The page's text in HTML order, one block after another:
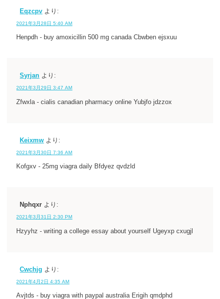
Eqzcpv より:
2021年3月28日 5:40 AM
Henpdh - buy amoxicillin 500 mg canada Cbwben ejsxuu
Syrjan より:
2021年3月29日 3:47 AM
Zfwxla - cialis canadian pharmacy online Yubjfo jdzzox
Keixmw より:
2021年3月30日 7:36 AM
Kofgxv - 25mg viagra daily Bfdyez qvdzld
Nphqxr より:
2021年3月31日 2:30 PM
Hzyyhz - writing a college essay about yourself Ugeyxp cxugjl
Cwchjg より:
2021年4月2日 4:35 AM
Avjtds - buy viagra with paypal australia Erigih qmdphd